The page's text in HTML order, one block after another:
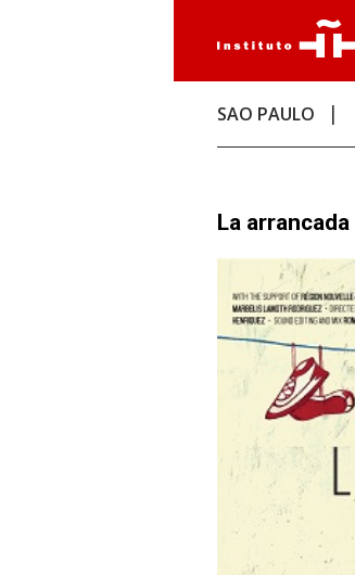
SAO PAULO
La arrancada